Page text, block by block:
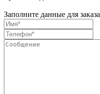
Заполните данные для заказа